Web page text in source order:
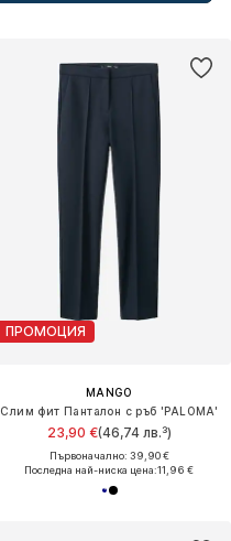
ПРОМОЦИЯ
MANGO
Слим фит Панталон с ръб 'PALOMA'
23,90 €(46,74 лв.³)
Първоначално: 39,90 €
Последна най-ниска цена:11,96 €